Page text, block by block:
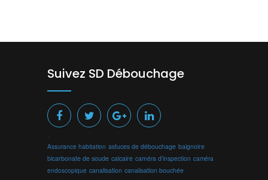
Suivez SD Débouchage
Assurance habitation astuces de débouchage baignoire
bicarbonate de soude calcaire caméra d'inspection caméra
endoscopique canalisation canalisation bouchée